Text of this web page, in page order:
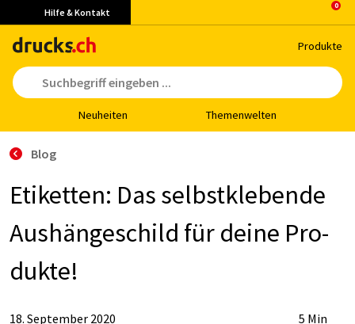
Hilfe & Kontakt
Pro­duk­te
Neu­hei­ten The­men­wel­ten
Blog
Eti­ket­ten: Das selbst­kle­ben­de
Aus­hän­ge­schild für dei­ne Pro­
duk­te!
18. September 2020 5 Min